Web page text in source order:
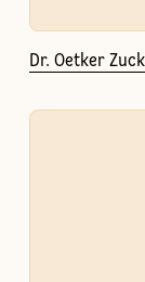
Dr. Oetker